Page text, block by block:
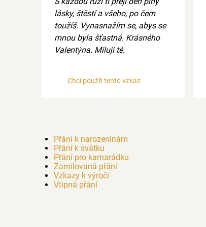
lásky, štěstí a všeho, po čem
toužíš. Vynasnažím se, abys se
mnou byla šťastná. Krásného
Valentýna. Miluji tě.
Chci použít tento vzkaz
Přání k narozeninám
Přání k svátku
Přání pro kamarádku
Zamilovaná přání
Vzkazy k výročí
Vtipná přání